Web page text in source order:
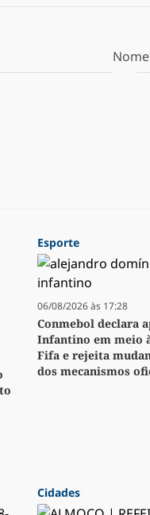
Nome
Esporte
06/08/2026 às 17:28
Conmebol declara
Infantino em meio
Fifa e rejeita
dos mecanismos
Cidades